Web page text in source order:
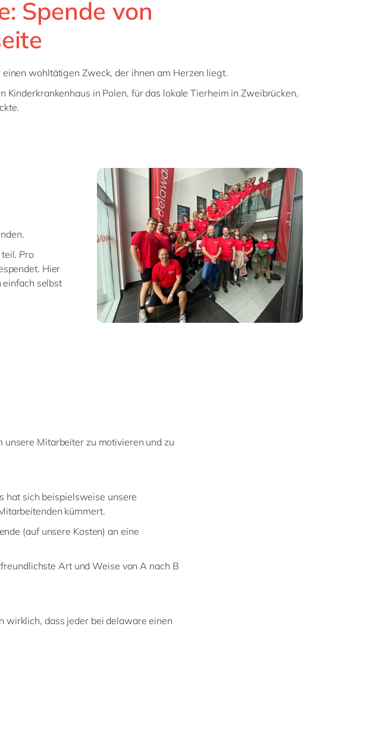
Spende von
wohltätigen Zweck, der ihnen am Herzen liegt.
Kinderkrankenhaus in Polen, für das lokale Tierheim in Zweibrücken,
Pro
Hier
selbst
Mitarbeiter zu motivieren und zu
hat sich beispielsweise unsere
kümmert.
(auf unsere Kosten) an eine
Art und Weise von A nach B
dass jeder bei delaware einen